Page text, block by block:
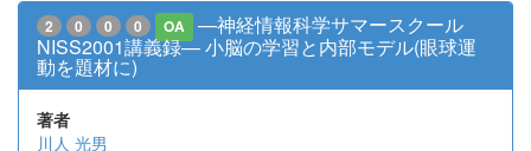
2 0 0 0 OA
—神経情報科学サマースクール
NISS2001講義録— 小脳の学習と内部モデル(眼球運
動を題材に)
著者
川人 光男